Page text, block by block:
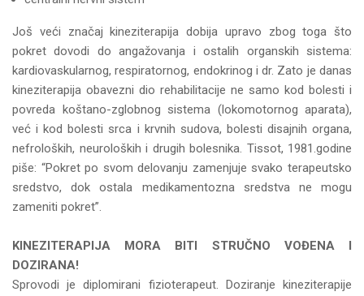
Još veći značaj kineziterapija dobija upravo zbog toga što
pokret dovodi do angažovanja i ostalih organskih sistema:
kardiovaskularnog, respiratornog, endokrinog i dr. Zato je danas
kineziterapija obavezni dio rehabilitacije ne samo kod bolesti i
povreda koštano-zglobnog sistema (lokomotornog aparata),
već i kod bolesti srca i krvnih sudova, bolesti disajnih organa,
nefroloških, neuroloških i drugih bolesnika. Tissot, 1981.godine
piše: “Pokret po svom delovanju zamenjuje svako terapeutsko
sredstvo, dok ostala medikamentozna sredstva ne mogu
zameniti pokret”.
KINEZITERAPIJA MORA BITI STRUČNO VOĐENA I
DOZIRANA!
Sprovodi je diplomirani fizioterapeut. Doziranje kineziterapije